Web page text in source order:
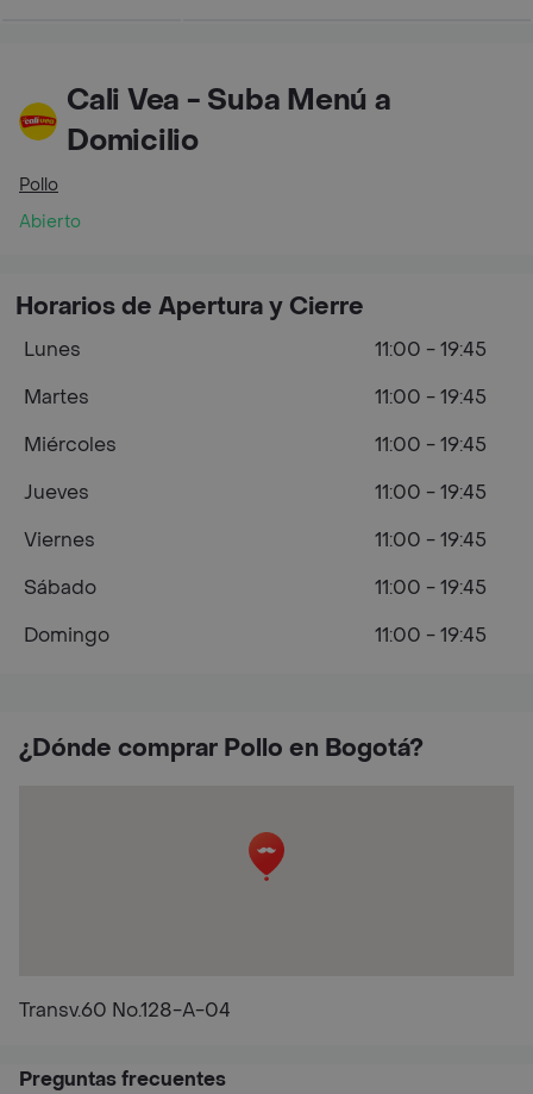
Cali Vea - Suba Menú a
Domicilio
Pollo
Abierto
¿Dónde comprar Pollo en Bogotá?
Transv.60 No.128-A-04
Horarios de Apertura y Cierre
Lunes
11:00 - 19:45
Martes
11:00 - 19:45
Miércoles
11:00 - 19:45
Jueves
11:00 - 19:45
Viernes
11:00 - 19:45
Sábado
11:00 - 19:45
Domingo
11:00 - 19:45
Preguntas frecuentes